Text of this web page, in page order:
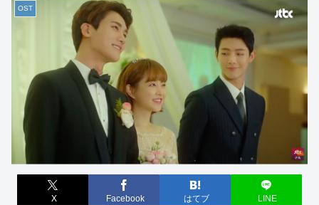
OST
X Facebook はてブ LINE